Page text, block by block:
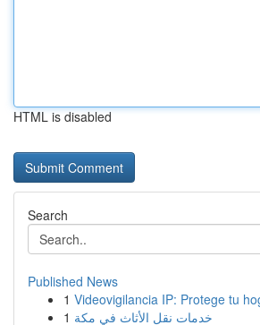
HTML is disabled
Search
Published News
1 Videovigilancia IP: Protege tu
1 خدمات نقل الأثاث في مكة